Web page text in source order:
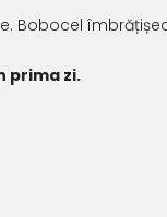
Bobocel
prima zi.